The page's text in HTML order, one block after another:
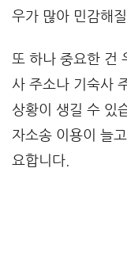
우가 많아 민감해
또 하나 중요한 건
사 주소나 기숙사
상황이 생길 수 있
자소송 이용이 늘
요합니다.